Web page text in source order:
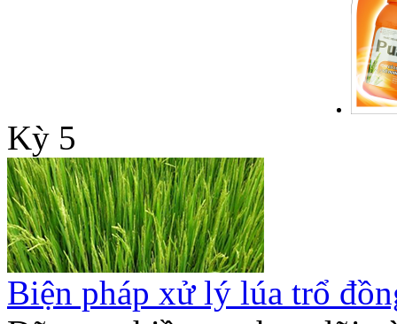
Kỳ 5
Biện pháp xử lý lúa trổ